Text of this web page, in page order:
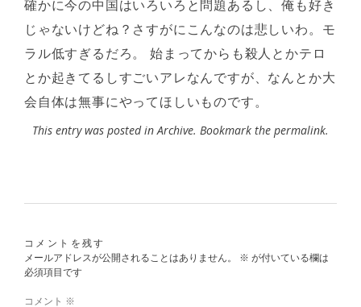
確かに今の中国はいろいろと問題あるし、俺も好き
じゃないけどね？さすがにこんなのは悲しいわ。モ
ラル低すぎるだろ。 始まってからも殺人とかテロ
とか起きてるしすごいアレなんですが、なんとか大
会自体は無事にやってほしいものです。
This entry was posted inArchive. Bookmark the permalink.
コメントを残す
メールアドレスが公開されることはありません。
※ が付いている欄は
必須項目です
コメント ※